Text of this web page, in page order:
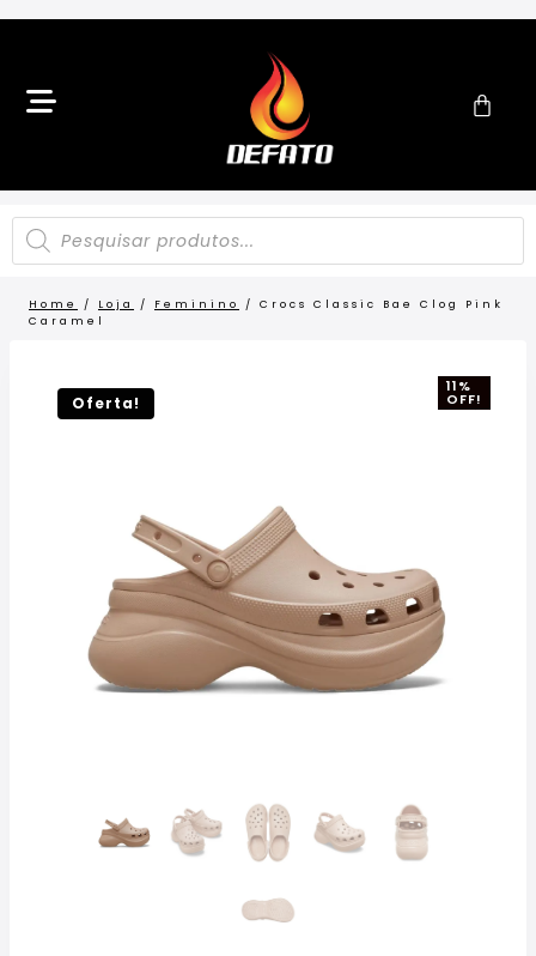
Home / Loja / Feminino /
Crocs Classic Bae Clog Pink
Caramel
Oferta!
11%
OFF!